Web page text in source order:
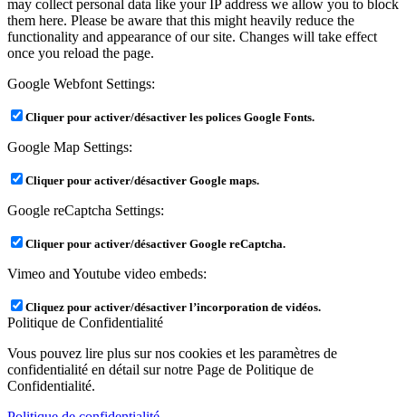
may collect personal data like your IP address we allow you to block
them here. Please be aware that this might heavily reduce the
functionality and appearance of our site. Changes will take effect
once you reload the page.
Google Webfont Settings:
Cliquer pour activer/désactiver les polices Google Fonts.
Google Map Settings:
Cliquer pour activer/désactiver Google maps.
Google reCaptcha Settings:
Cliquer pour activer/désactiver Google reCaptcha.
Vimeo and Youtube video embeds:
Cliquez pour activer/désactiver l’incorporation de vidéos.
Politique de Confidentialité
Vous pouvez lire plus sur nos cookies et les paramètres de
confidentialité en détail sur notre Page de Politique de
Confidentialité.